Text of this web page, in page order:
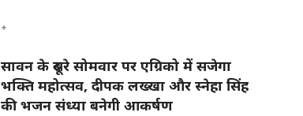
सावन के दूसरे सोमवार पर एग्रिको में सजेगा
भक्ति महोत्सव, दीपक लख्खा और स्नेहा सिंह
की भजन संध्या बनेगी आकर्षण